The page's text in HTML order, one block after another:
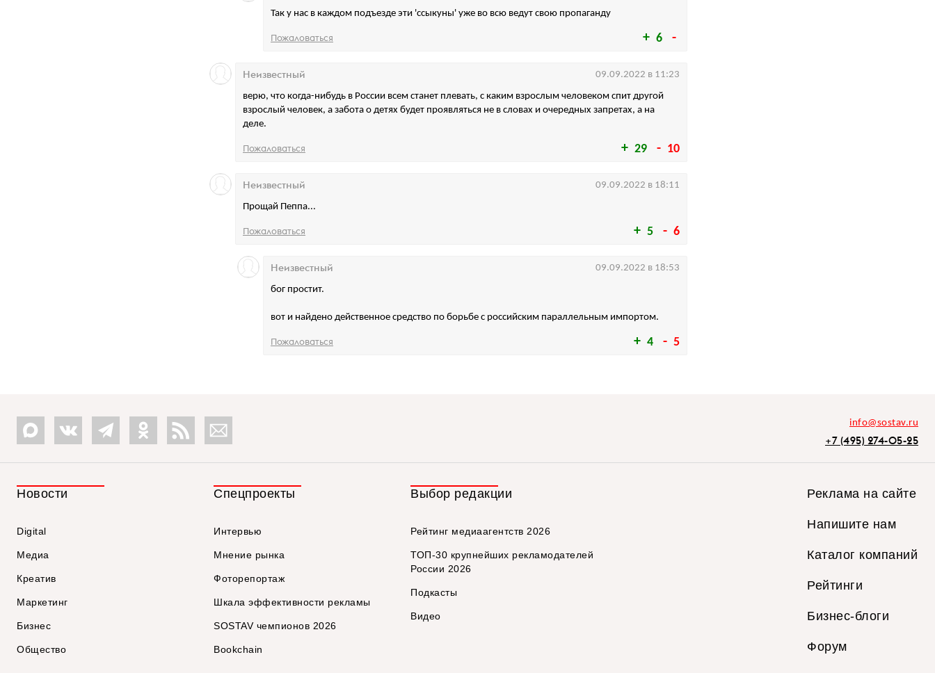
6
Так у нас в каждом подъезде эти 'ссыкуны' уже во всю ведут свою пропаганду
Пожаловаться
29 10
верю, что когда-нибудь в России всем станет плевать, с каким взрослым человеком спит другой
взрослый человек, а забота о детях будет проявляться не в словах и очередных запретах, а на
деле.
Неизвестный 09.09.2022 в 11:23
Пожаловаться
5 6
Прощай Пеппа...
Неизвестный 09.09.2022 в 18:11
Пожаловаться
4 5
бог простит.
вот и найдено действенное средство по борьбе с российским параллельным импортом.
Неизвестный 09.09.2022 в 18:53
Пожаловаться
info@sostav.ru
+7 (495) 274-05-25
Новости
Digital
Медиа
Креатив
Маркетинг
Бизнес
Общество
Спецпроекты
Интервью
Мнение рынка
Фоторепортаж
Шкала эффективности рекламы
SOSTAV чемпионов 2026
Bookchain
Выбор редакции
Рейтинг медиаагентств 2026
ТОП-30 крупнейших рекламодателей
России 2026
Подкасты
Видео
Реклама на сайте
Напишите нам
Каталог компаний
Рейтинги
Бизнес-блоги
Форум